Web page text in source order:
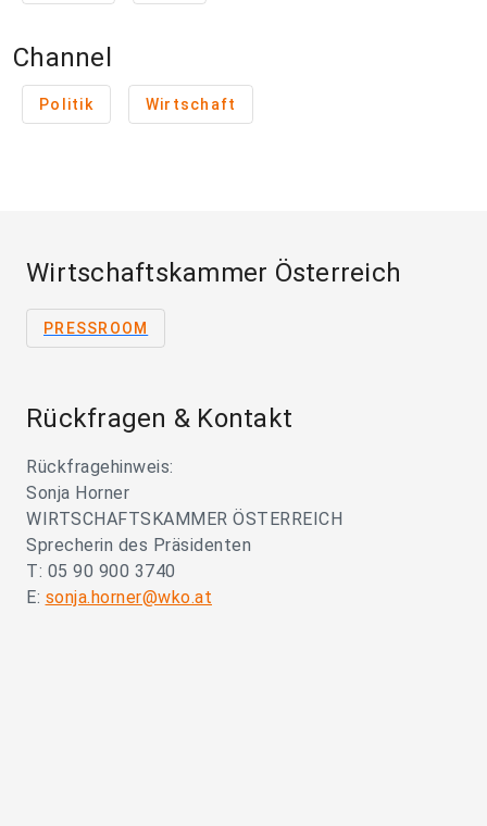
Channel
Politik Wirtschaft
Wirtschaftskammer Österreich
PRESSROOM
Rückfragen & Kontakt
Rückfragehinweis:
Sonja Horner
WIRTSCHAFTSKAMMER ÖSTERREICH
Sprecherin des Präsidenten
T: 05 90 900 3740
E: sonja.horner@wko.at